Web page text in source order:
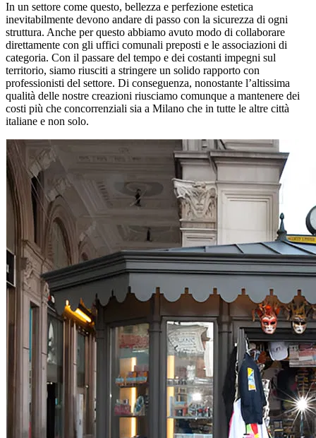
In un settore come questo, bellezza e perfezione estetica
inevitabilmente devono andare di passo con la sicurezza di ogni
struttura. Anche per questo abbiamo avuto modo di collaborare
direttamente con gli uffici comunali preposti e le associazioni di
categoria. Con il passare del tempo e dei costanti impegni sul
territorio, siamo riusciti a stringere un solido rapporto con
professionisti del settore. Di conseguenza, nonostante l’altissima
qualità delle nostre creazioni riusciamo comunque a mantenere dei
costi più che concorrenziali sia a Milano che in tutte le altre città
italiane e non solo.